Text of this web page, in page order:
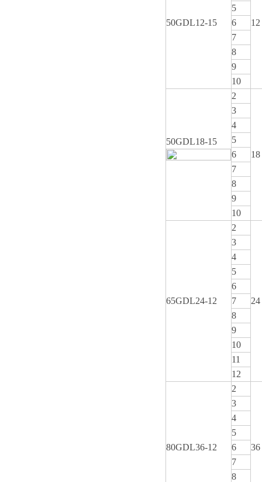
50GDL12-15 12
5
6
7
8
9
10
50GDL18-15
2
18
3
4
5
6
7
8
9
10
65GDL24-12
2
24
3
4
5
6
7
8
9
10
11
12
80GDL36-12
2
36
3
4
5
6
7
8